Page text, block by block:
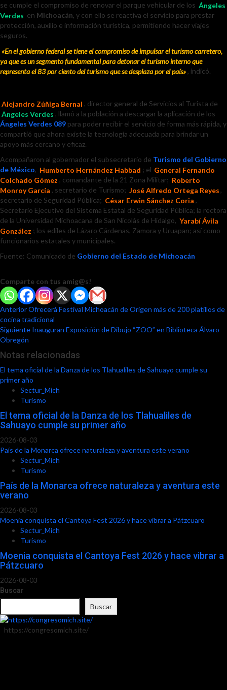
se cumple el compromiso de renovar el parque vehicular de los Ángeles
Verdes en Michoacán, y con ello se reactiva el servicio para prestar
protección, auxilio e información turística, permitiendo hacer viajes
seguros.
«En el gobierno federal se tiene el compromiso de impulsar el turismo carretero,
ya que es un segmento fundamental para detonar el turismo interno que
representa el 83 por ciento del turismo que se desplaza por el país», indicó.
Alejandro Zúñiga Bernal , director general de Servicios al Turista de
Ángeles Verdes , llamó a la población a descargar la aplicación de los
Ángeles Verdes 089 para poder recibir el servicio de forma más rápida, y
compartió que ahora existe la tecnología adecuada para brindar un
apoyo más cercano y eficaz.
Acompañaron al gobernador el subsecretario de Turismo del Gobierno
de México, Humberto Hernández Habbad ; el General Fernando
Colchado Gómez , comandante de la 21 Zona Militar; Roberto
Monroy García , secretario de Turismo; José Alfredo Ortega Reyes,
secretario de Seguridad Pública; César Erwin Sánchez Coria ,
Secretario Ejecutivo del Sistema Estatal de Seguridad Pública; la rectora
de la Universidad Michoacana de San Nicolás de Hidalgo, Yarabí Ávila
González ; los ediles de Lázaro Cárdenas, Zamora y Uruapan; así como
funcionarios estatales y municipales.
Fuente: Comunicado de Gobierno del Estado de Michoacán
Comparte con tus amig@s!
Post
navigation
AnteriorOfrecerá Festival Michoacán de Origen más de 200 platillos de
cocina tradicional
Siguiente Inauguran Exposición de Dibujo “ZOO” en Biblioteca Álvaro
Obregón
Notas relacionadas
El tema oficial de la Danza de los Tlahualiles de Sahuayo cumple su
primer año
Sectur_Mich
Turismo
El tema oficial de la Danza de los Tlahualiles de
Sahuayo cumple su primer año
2026-08-03
País de la Monarca ofrece naturaleza y aventura este verano
Sectur_Mich
Turismo
País de la Monarca ofrece naturaleza y aventura este
verano
2026-08-03
Moenia conquista el Cantoya Fest 2026 y hace vibrar a Pátzcuaro
Sectur_Mich
Turismo
Moenia conquista el Cantoya Fest 2026 y hace vibrar a
Pátzcuaro
2026-08-03
Buscar
Buscar
https://congresomich.site/